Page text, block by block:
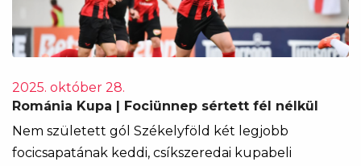
2025. október 28.
Románia Kupa | Fociünnep sértett fél nélkül
Nem született gól Székelyföld két legjobb
focicsapatának keddi, csíkszeredai kupabeli